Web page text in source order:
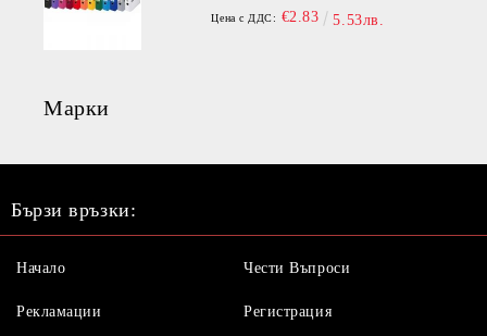
Цена с ДДС: €2.83 5.53лв.
Марки
Бързи връзки:
Начало
Рекламации
Чести Въпроси
Регистрация